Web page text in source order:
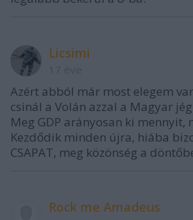
Licsimi
Azért abból már most elegem
csinál a Volán azzal a Magyar
Meg GDP arányosan ki mennyit,
Kezdődik minden újra, hiába
CSAPAT, meg közönség a
Rock me Amadeus